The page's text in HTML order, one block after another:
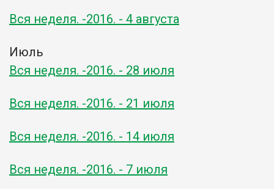
Вся неделя. -2016. - 4 августа
Июль
Вся неделя. -2016. - 28 июля
Вся неделя. -2016. - 21 июля
Вся неделя. -2016. - 14 июля
Вся неделя. -2016. - 7 июля